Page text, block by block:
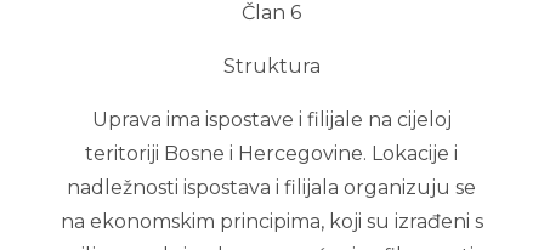
Član 6
Struktura
Uprava ima ispostave i filijale na cijeloj
teritoriji Bosne i Hercegovine. Lokacije i
nadležnosti ispostava i filijala organizuju se
na ekonomskim principima, koji su izrađeni s